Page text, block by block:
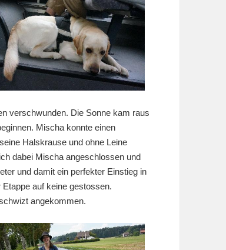
verschwunden. Die Sonne kam raus
Mischa konnte einen
Halskrause und ohne Leine
dabei Mischa angeschlossen und
und damit ein perfekter Einstieg in
auf keine gestossen.
angekommen.